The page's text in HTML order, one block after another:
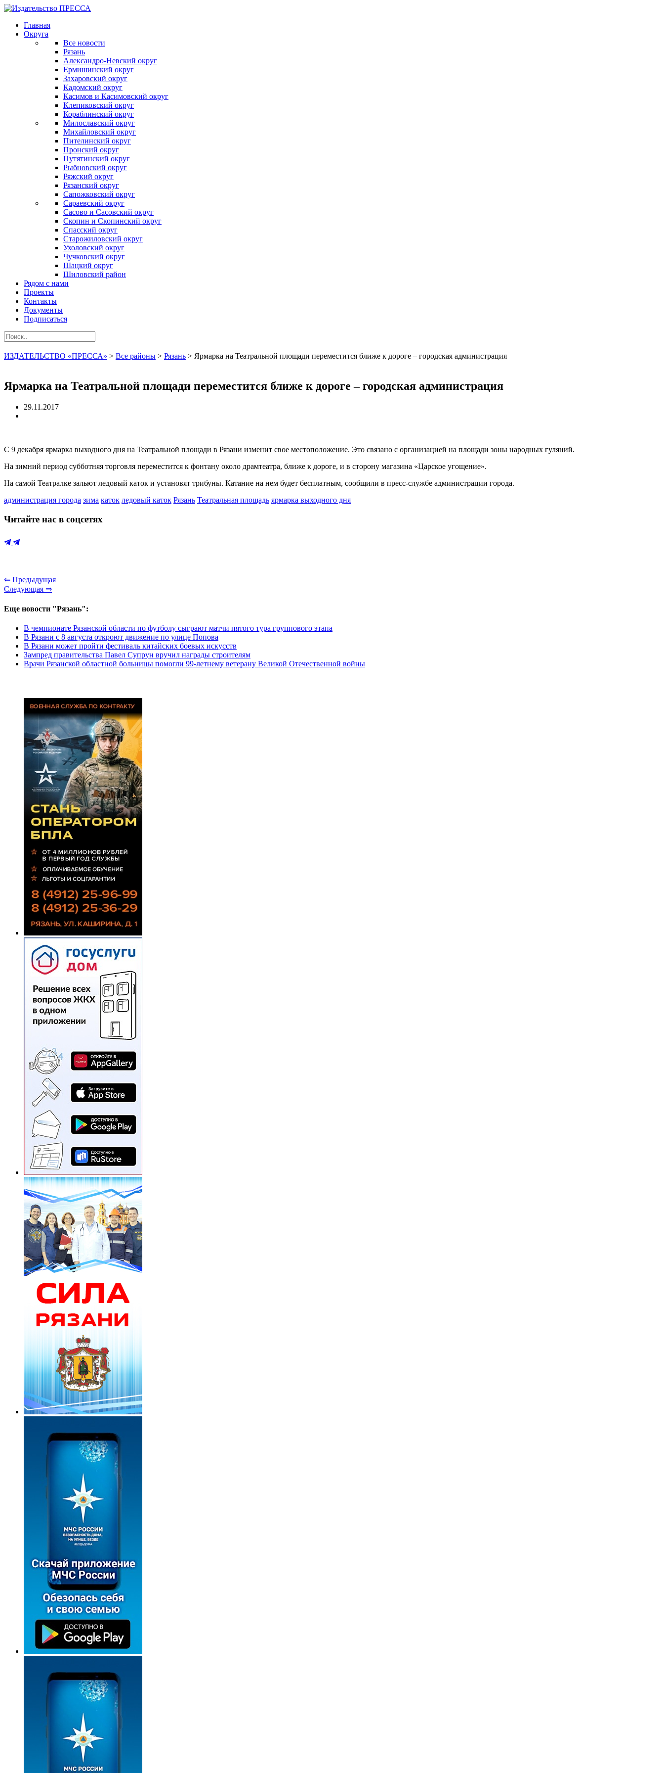
Главная
Округа
Все новости
Рязань
Александро-Невский округ
Ермишинский округ
Захаровский округ
Кадомский округ
Касимов и Касимовский округ
Клепиковский округ
Кораблинский округ
Милославский округ
Михайловский округ
Пителинский округ
Пронский округ
Путятинский округ
Рыбновский округ
Ряжский округ
Рязанский округ
Сапожковский округ
Сараевский округ
Сасово и Сасовский округ
Скопин и Скопинский округ
Спасский округ
Старожиловский округ
Ухоловский округ
Чучковский округ
Шацкий округ
Шиловский район
Рядом с нами
Проекты
Контакты
Документы
Подписаться
ИЗДАТЕЛЬСТВО «ПРЕССА» > Все районы > Рязань > Ярмарка на Театральной площади переместится ближе к дороге – городская администрация
Ярмарка на Театральной площади переместится ближе к дороге – городская администрация
29.11.2017
С 9 декабря ярмарка выходного дня на Театральной площади в Рязани изменит свое местоположение. Это связано с организацией на площади зоны народных гуляний.
На зимний период субботняя торговля переместится к фонтану около драмтеатра, ближе к дороге, и в сторону магазина «Царское угощение».
На самой Театралке зальют ледовый каток и установят трибуны. Катание на нем будет бесплатным, сообщили в пресс-службе администрации города.
администрация города зима каток ледовый каток Рязань Театральная площадь ярмарка выходного дня
Читайте нас в соцсетях
⇐ Предыдущая
Следующая ⇒
Еще новости "Рязань":
В чемпионате Рязанской области по футболу сыграют матчи пятого тура группового этапа
В Рязани с 8 августа откроют движение по улице Попова
В Рязани может пройти фестиваль китайских боевых искусств
Зампред правительства Павел Супрун вручил награды строителям
Врачи Рязанской областной больницы помогли 99-летнему ветерану Великой Отечественной войны